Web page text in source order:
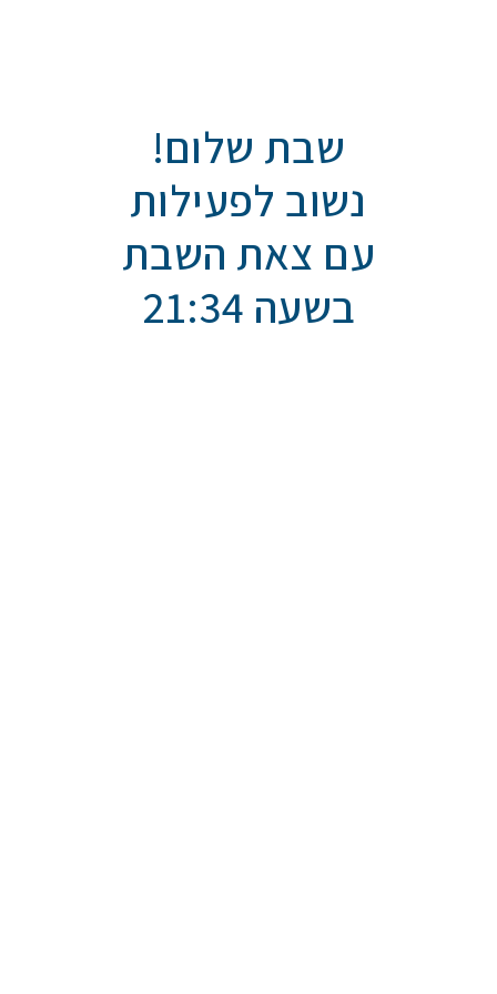
שבת שלום!
נשוב לפעילות
עם צאת השבת
בשעה 21:34